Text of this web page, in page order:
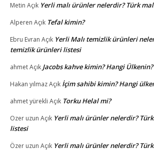
Metin Açık Yerli malı ürünler nelerdir? Türk
Alperen Açık Tefal kimin?
Ebru Evran Açık Yerli Malı temizlik ürünleri
temizlik ürünleri listesi
ahmetAçık Jacobs kahve kimin? Hangi Ülkenin?
Hakan yılmazAçık İçim sahibi kimin? Hangi
ahmet yürekli Açık Torku Helal mi?
Ozer uzun Açık Yerli malı ürünler nelerdir?
listesi
Özer uzun Açık Yerli malı ürünler nelerdir?